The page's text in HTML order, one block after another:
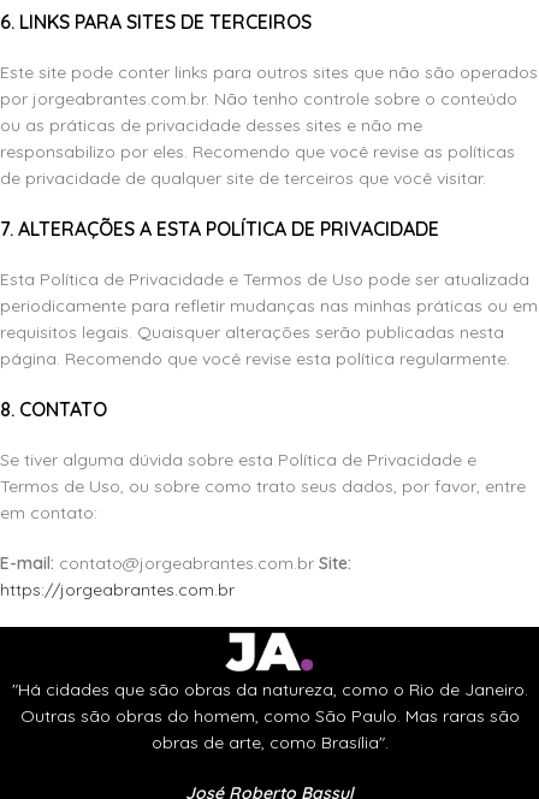
6. LINKS PARA SITES DE TERCEIROS
Este site pode conter links para outros sites que não são operados
por jorgeabrantes.com.br. Não tenho controle sobre o conteúdo
ou as práticas de privacidade desses sites e não me
responsabilizo por eles. Recomendo que você revise as políticas
de privacidade de qualquer site de terceiros que você visitar.
7. ALTERAÇÕES A ESTA POLÍTICA DE PRIVACIDADE
Esta Política de Privacidade e Termos de Uso pode ser atualizada
periodicamente para refletir mudanças nas minhas práticas ou em
requisitos legais. Quaisquer alterações serão publicadas nesta
página. Recomendo que você revise esta política regularmente.
8. CONTATO
Se tiver alguma dúvida sobre esta Política de Privacidade e
Termos de Uso, ou sobre como trato seus dados, por favor, entre
em contato:
E-mail: contato@jorgeabrantes.com.br Site:
https://jorgeabrantes.com.br
"Há cidades que são obras da natureza, como o Rio de Janeiro.
Outras são obras do homem, como São Paulo. Mas raras são
obras de arte, como Brasília".
José Roberto Bassul